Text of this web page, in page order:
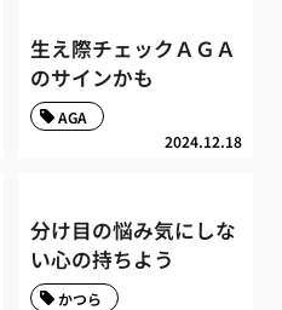
生え際チェックＡＧＡ
のサインかも
2024.12.18
AGA
分け目の悩み気にしな
い心の持ちよう
かつら